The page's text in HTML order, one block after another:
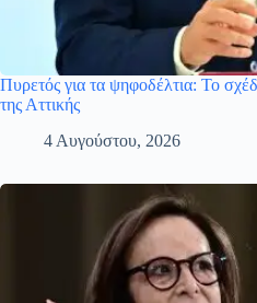
Πυρετός για τα ψηφοδέλτια: Το
της Αττικής
4 Αυγούστου, 2026